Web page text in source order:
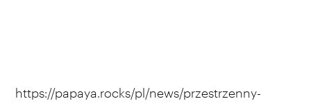
https://papaya.rocks/pl/news/przestrzenny-